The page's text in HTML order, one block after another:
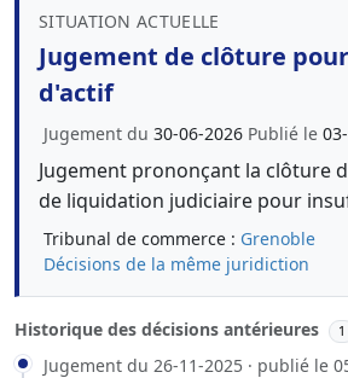
SITUATION ACTUELLE
Jugement de clôture
d'actif
Jugement du 30-06-2026 Publié le
Jugement prononçant la clôture
de liquidation judiciaire pour
Tribunal de commerce : Grenoble
Décisions de la même juridiction
Historique des décisions antérieures 1
Jugement du 26-11-2025 · publié le